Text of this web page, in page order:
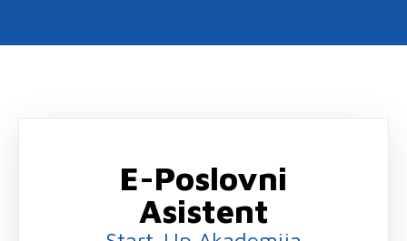
E-Poslovni
Asistent